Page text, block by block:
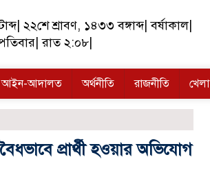
|২২শে শ্রাবণ, ১৪৩৩ বঙ্গাব্দ|বর্ষাকাল|
|রাত ২:০৮
আইন-আদালত অর্থনীতি রাজনীতি খেলা
প্রার্থী হওয়ার অভিযোগ